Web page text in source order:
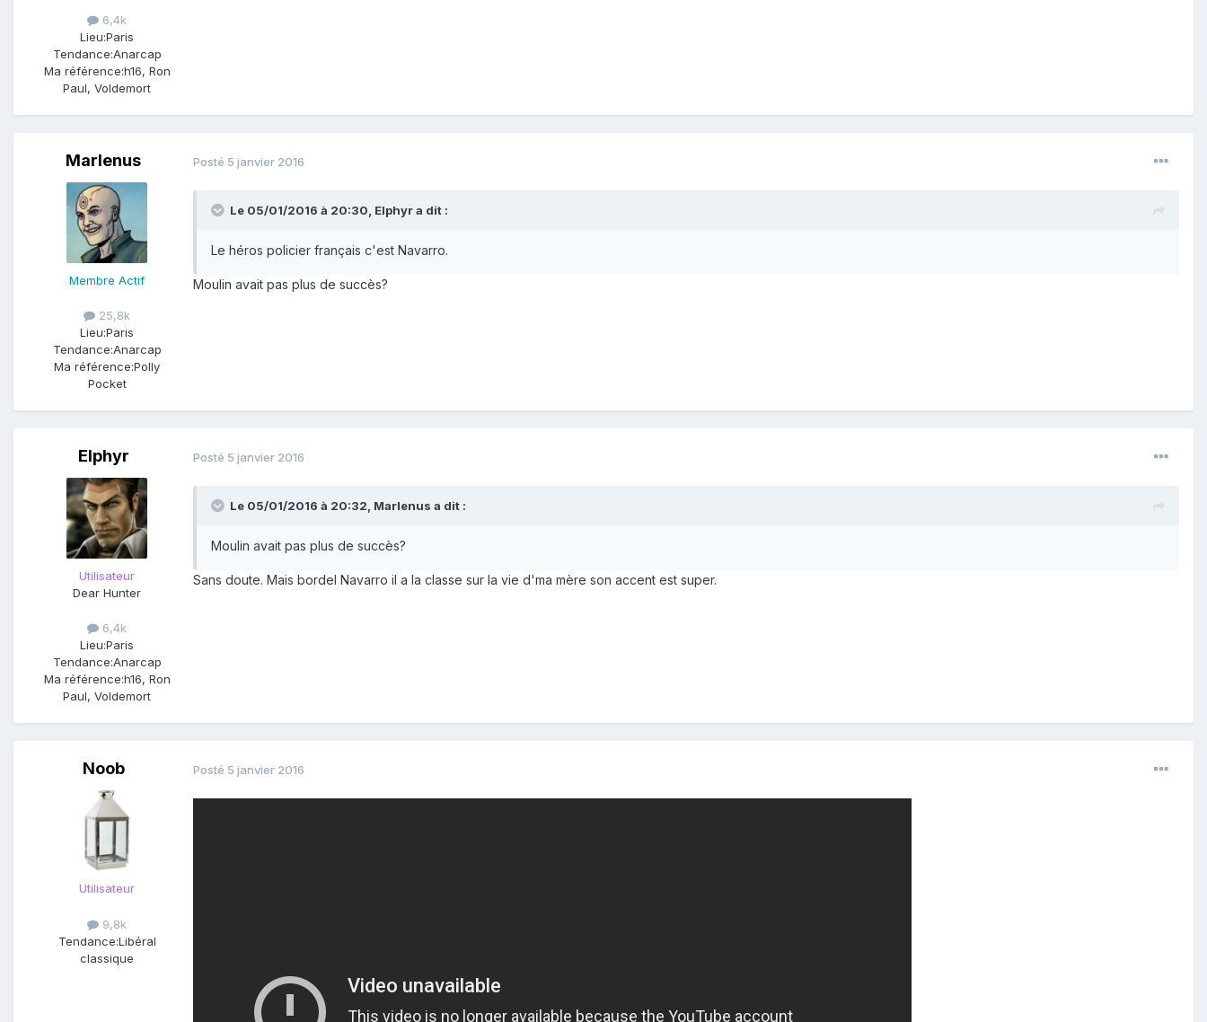
6,4k
Lieu:Paris
Tendance:Anarcap
Ma référence:h16, Ron
Paul, Voldemort
Marlenus
Membre Actif
25,8k
Lieu:Paris
Tendance:Anarcap
Ma référence:Polly
Pocket
Posté 5 janvier 2016
Le 05/01/2016 à 20:30, Elphyr a dit :
Le héros policier français c'est Navarro.
Moulin avait pas plus de succès?
Elphyr
Utilisateur
Dear Hunter
6,4k
Lieu:Paris
Tendance:Anarcap
Ma référence:h16, Ron
Paul, Voldemort
Posté 5 janvier 2016
Le 05/01/2016 à 20:32, Marlenus a dit :
Moulin avait pas plus de succès?
Sans doute. Mais bordel Navarro il a la classe sur la vie d'ma mère son accent est super.
Noob
Utilisateur
9,8k
Tendance:Libéral
classique
Posté 5 janvier 2016